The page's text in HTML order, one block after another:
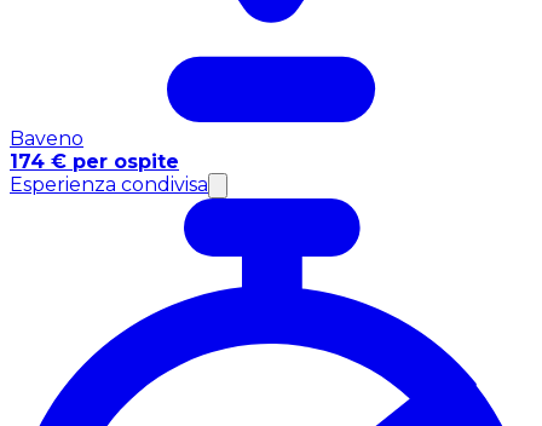
Baveno
174 € per ospite
Esperienza condivisa